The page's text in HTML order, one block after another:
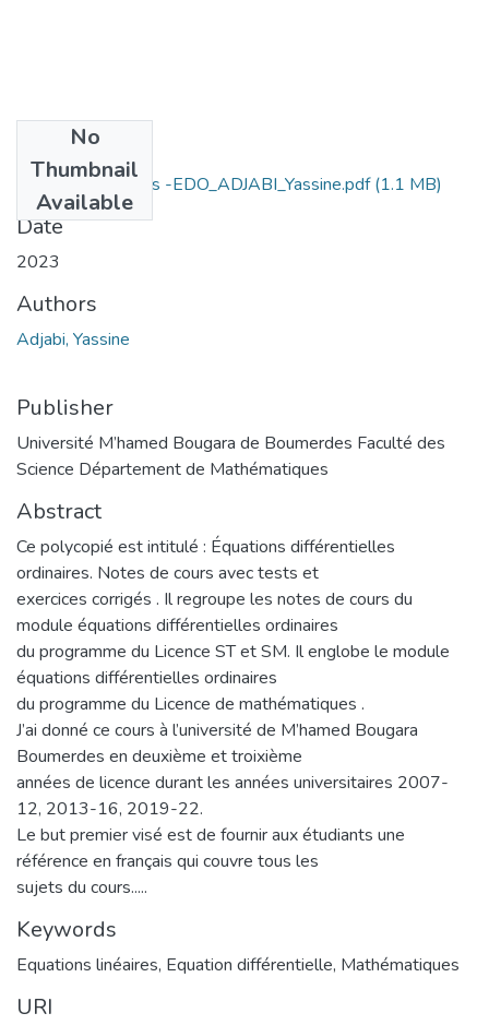
No
Thumbnail
Available
Polycopié de cours -EDO_ADJABI_Yassine.pdf(1.1 MB)
Date
2023
Authors
Adjabi, Yassine
Publisher
Université M’hamed Bougara de Boumerdes Faculté des
Science Département de Mathématiques
Abstract
Ce polycopié est intitulé : Équations différentielles
ordinaires. Notes de cours avec tests et
exercices corrigés . Il regroupe les notes de cours du
module équations différentielles ordinaires
du programme du Licence ST et SM. Il englobe le module
équations différentielles ordinaires
du programme du Licence de mathématiques .
J’ai donné ce cours à l’université de M’hamed Bougara
Boumerdes en deuxième et troixième
années de licence durant les années universitaires 2007-
12, 2013-16, 2019-22.
Le but premier visé est de fournir aux étudiants une
référence en français qui couvre tous les
sujets du cours.....
Keywords
Equations linéaires, Equation différentielle, Mathématiques
URI